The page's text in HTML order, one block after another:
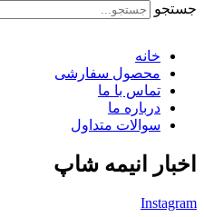
جستجو
خانه
محصول سفارشی
تماس با ما
درباره ما
سوالات متداول
اخبار انیمه شاپ
Instagram